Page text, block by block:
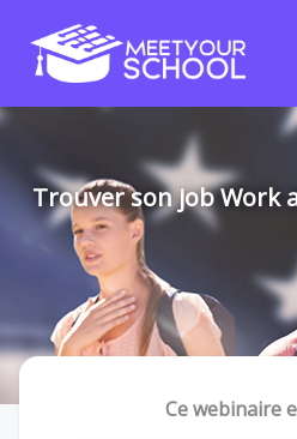
Trouver son job Work
Ce webinaire